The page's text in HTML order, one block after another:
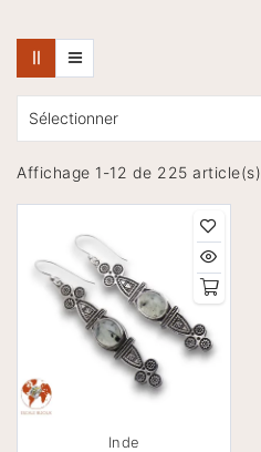
Sélectionner
Affichage 1-12 de 225 article(s)
Inde